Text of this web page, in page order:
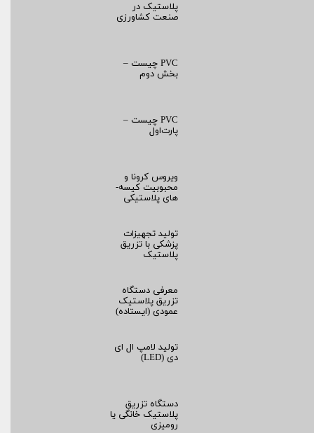
پلاستیک در
صنعت کشاورزی
PVC چیست –
بخش دوم
PVC چیست –
پارت‌اول
ویروس کرونا و
محبوبیت کیسه­
های پلاستیکی
تولید تجهیزات
پزشکی با تزریق
پلاستیک
معرفی دستگاه
تزریق پلاستیک
عمودی (ایستاده)
تولید لامپ ال ای
دی (LED)
دستگاه تزریق
پلاستیک خانگی یا
رومیزی